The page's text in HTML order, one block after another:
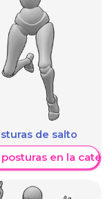
de salto
en la